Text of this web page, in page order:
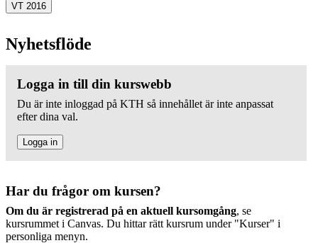
VT 2016
Nyhetsflöde
Logga in till din kurswebb
Du är inte inloggad på KTH så innehållet är inte anpassat
efter dina val.
Logga in
Har du frågor om kursen?
Om du är registrerad på en aktuell kursomgång, se
kursrummet i Canvas. Du hittar rätt kursrum under "Kurser" i
personliga menyn.